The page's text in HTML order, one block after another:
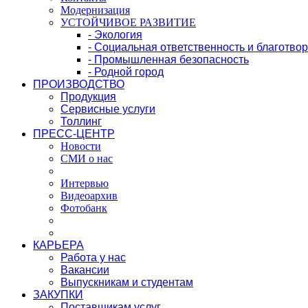
Модернизация
УСТОЙЧИВОЕ РАЗВИТИЕ
- Экология
- Социальная ответственность и
- Промышленная безопасность
- Родной город
ПРОИЗВОДСТВО
Продукция
Сервисные услуги
Толлинг
ПРЕСС-ЦЕНТР
Новости
СМИ о нас
Интервью
Видеоархив
Фотобанк
КАРЬЕРА
Работа у нас
Вакансии
Выпускникам и студентам
ЗАКУПКИ